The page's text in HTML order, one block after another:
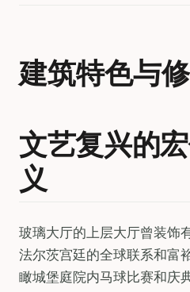
建筑特色与
文艺复兴的
义
玻璃大厅的上层大厅曾装饰
法尔茨宫廷的全球联系和富
瞰城堡庭院内马球比赛和庆